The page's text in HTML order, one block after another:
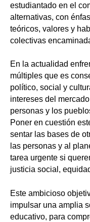
estudiantado en el
alternativas, con
teóricos, valores y
colectivas
En la actualidad
múltiples que es
político, social y
intereses del
personas y los
Poner en cuestión
sentar las bases de
las personas y al
tarea urgente si
justicia social,
Este ambicioso
impulsar una amplia
educativo, para